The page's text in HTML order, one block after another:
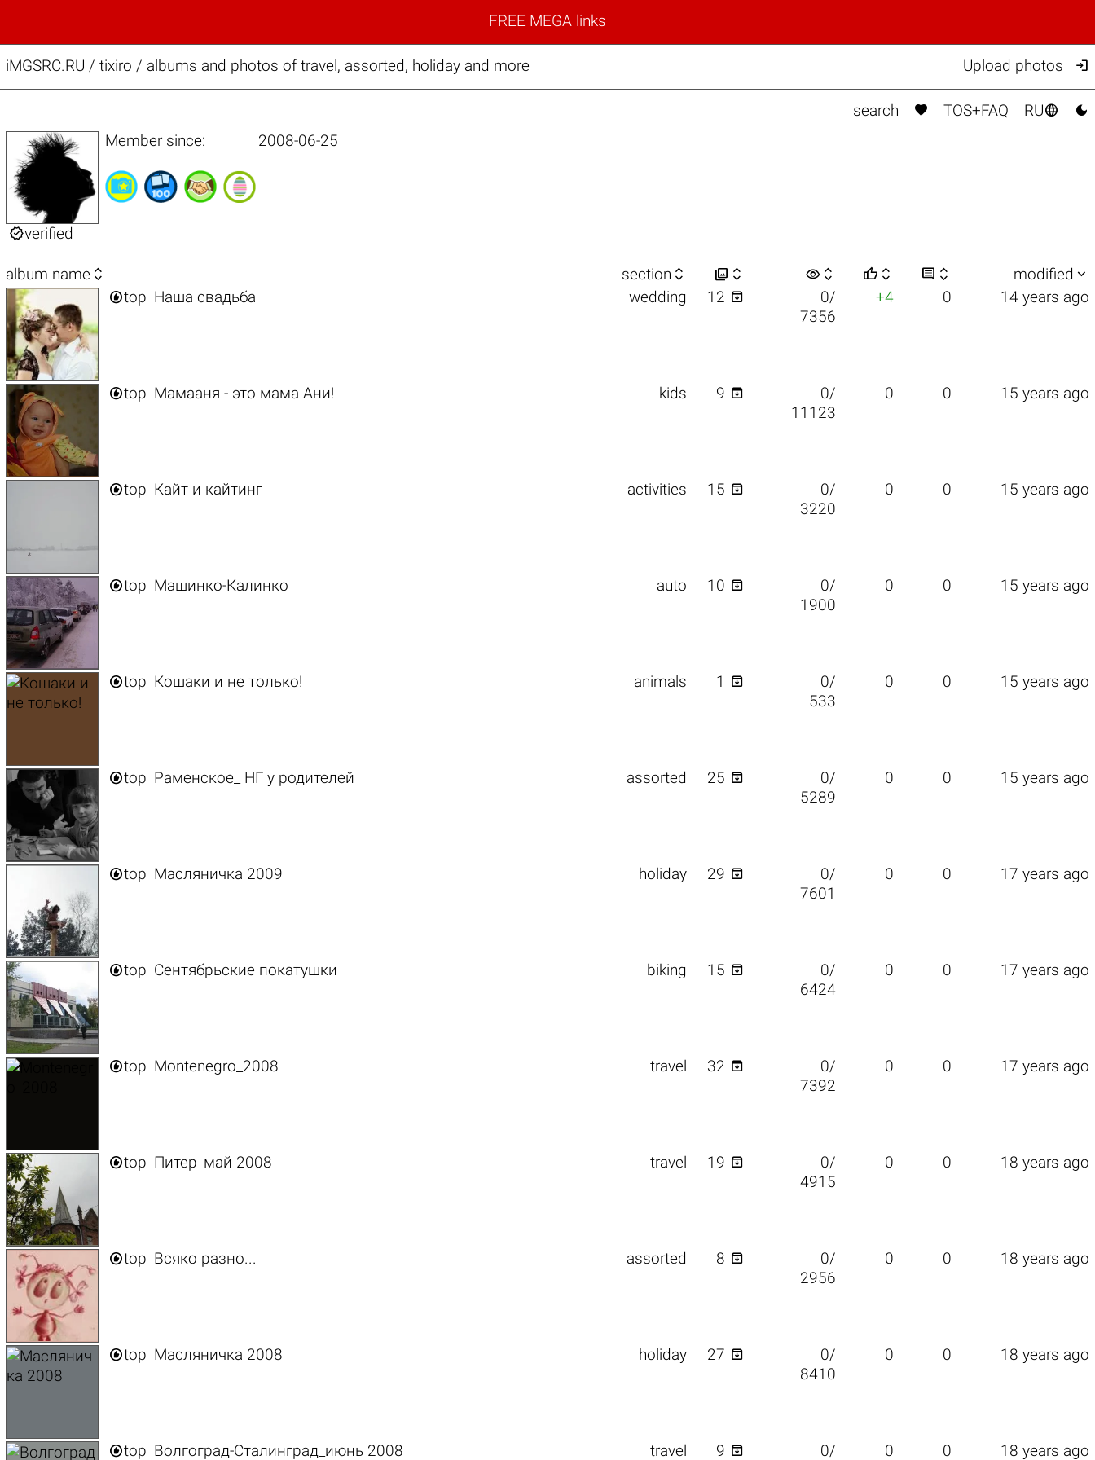
FREE MEGA links
iMGSRC.RU / tixiro / albums and photos of travel, assorted, holiday and more Upload photos 
search  TOS+FAQ RU 
verified
Member since: 2008-06-25
album name  section    visibility      modified 
top Наша свадьба wedding 12 
0/
7356
+4 0 14 years ago
top Мамааня - это мама Ани! kids 9 
0/
11123
0 0 15 years ago
top Кайт и кайтинг activities 15 
0/
3220
0 0 15 years ago
top Машинко-Калинко auto 10 
0/
1900
0 0 15 years ago
top Кошаки и не только! animals 1 
0/
533
0 0 15 years ago
top Раменское_ НГ у родителей assorted 25 
0/
5289
0 0 15 years ago
top Масляничка 2009 holiday 29 
0/
7601
0 0 17 years ago
top Сентябрьские покатушки biking 15 
0/
6424
0 0 17 years ago
top Montenegro_2008 travel 32 
0/
7392
0 0 17 years ago
top Питер_май 2008 travel 19 
0/
4915
0 0 18 years ago
top Всяко разно... assorted 8 
0/
2956
0 0 18 years ago
top Масляничка 2008 holiday 27 
0/
8410
0 0 18 years ago
top Волгоград-Сталинград_июнь 2008 travel 9  0/ 0 0 18 years ago